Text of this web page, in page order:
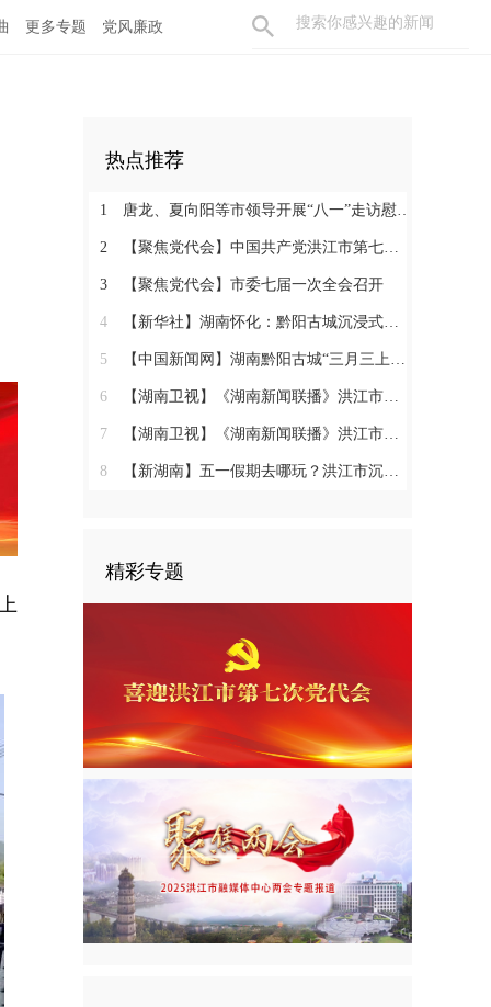
更多专题 党风廉政
热点推荐
1 唐龙、夏向阳等市领导开展“八一”走访慰问活动
2 【聚焦党代会】中国共产党洪江市第七次代表大会胜利闭幕
3 【聚焦党代会】市委七届一次全会召开
4 【新华社】湖南怀化：黔阳古城沉浸式玩法热度攀升
5 【中国新闻网】湖南黔阳古城“三月三上巳节”演绎千年文化盛宴
6 【湖南卫视】《湖南新闻联播》洪江市：相约三月三 体验地道民俗
7 【湖南卫视】《湖南新闻联播》洪江市：相约三月三 体验地道民俗
8 【新湖南】五一假期去哪玩？洪江市沉浸式西游、趣味农耕、青春汇演……5天不重样
精彩专题